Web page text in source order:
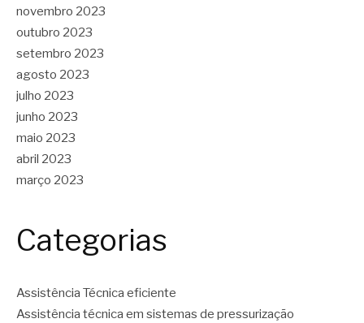
novembro 2023
outubro 2023
setembro 2023
agosto 2023
julho 2023
junho 2023
maio 2023
abril 2023
março 2023
Categorias
Assistência Técnica eficiente
Assistência técnica em sistemas de pressurização